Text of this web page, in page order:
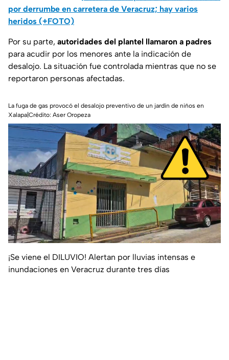
por derrumbe en carretera de Veracruz; hay varios
heridos (+FOTO)
Por su parte, autoridades del plantel llamaron a padres
para acudir por los menores ante la indicación de
desalojo. La situación fue controlada mientras que no se
reportaron personas afectadas.
La fuga de gas provocó el desalojo preventivo de un jardín de niños en
Xalapa|Crédito: Aser Oropeza
¡Se viene el DILUVIO! Alertan por lluvias intensas e
inundaciones en Veracruz durante tres días